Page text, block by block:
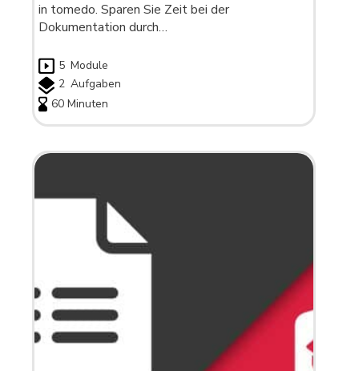
in tomedo. Sparen Sie Zeit bei der
Dokumentation durch…
5 Module
2 Aufgaben
60 Minuten